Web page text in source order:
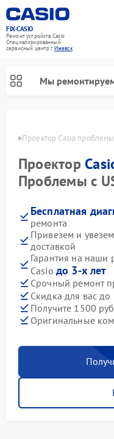
FIX-CASIO
Ремонт устройств Casio
Специализированный
cервисный центр г.Ижевск
Мы
Проектор Casio
Проектор
Проблемы с
Бесплатная
ремонта
Привезем и
доставкой
Гарантия на наши
Casio до 3-х лет
Срочный ремонт
Скидка для вас до
Получите 1500
Оригинальные